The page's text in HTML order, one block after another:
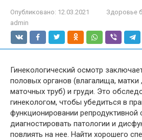
Опубликовано: 12.03.2021 Здоровье
admin
Гинекологический осмотр
половых органов (влагалища, матки
маточных труб) и груди. Это
гинекологом, чтобы убедиться в
функционировании репродуктивной
диагностировать патологии и
повлиять на нее. Найти хорошего